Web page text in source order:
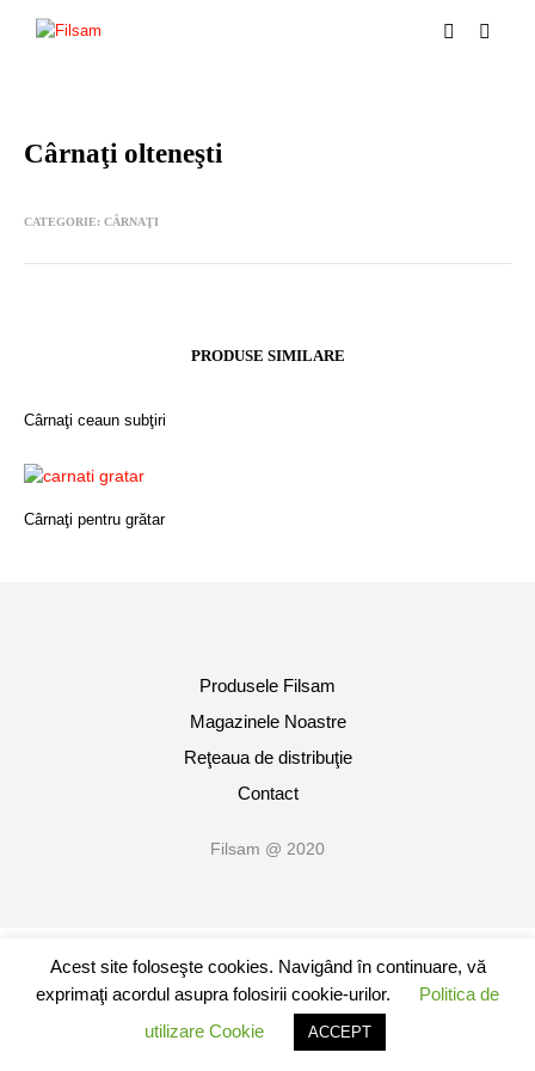
Cârnaţi olteneşti
CATEGORIE: CÂRNAŢI
PRODUSE SIMILARE
Cârnaţi ceaun subţiri
Cârnaţi pentru grătar
Produsele Filsam
Magazinele Noastre
Reţeaua de distribuţie
Contact
Filsam @ 2020
Acest site foloseşte cookies. Navigând în continuare, vă
exprimaţi acordul asupra folosirii cookie-urilor.
Politica de
utilizare Cookie
ACCEPT